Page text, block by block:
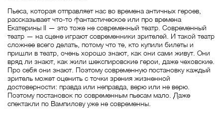
Пьеса, которая отправляет нас во времена античных героев,
рассказывает что-то фантастическое или про времена
Екатерины II — это тоже не современный театр. Современный
театр — на сцене играют современники зрителей. И такой театр
сложнее всего делать, потому что те, кто купили билеты и
пришли в театр, очень хорошо знают, как они сами живут. Они
вряд ли знают, как жили шекспировские герои, даже чеховские.
Про себя они знают. Поэтому современную постановку каждый
зритель может оценить с точки зрения жизненной
достоверности: правда или неправда, верю или не верю.
Поэтому постановок по современным пьесам мало. Даже
спектакли по Вампилову уже не современны.